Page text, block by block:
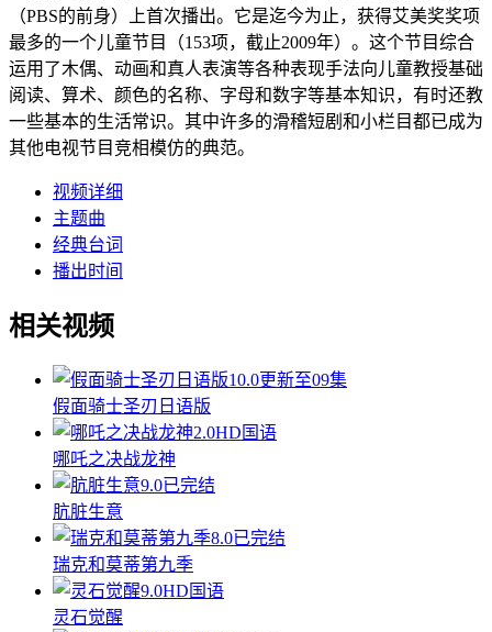
（PBS的前身）上首次播出。它是迄今为止，获得艾美奖奖项
最多的一个儿童节目（153项，截止2009年）。这个节目综合
运用了木偶、动画和真人表演等各种表现手法向儿童教授基础
阅读、算术、颜色的名称、字母和数字等基本知识，有时还教
一些基本的生活常识。其中许多的滑稽短剧和小栏目都已成为
其他电视节目竞相模仿的典范。
视频详细
主题曲
经典台词
播出时间
相关视频
10.0更新至09集
假面骑士圣刃日语版
2.0HD国语
哪吒之决战龙神
9.0已完结
肮脏生意
8.0已完结
瑞克和莫蒂第九季
9.0HD国语
灵石觉醒